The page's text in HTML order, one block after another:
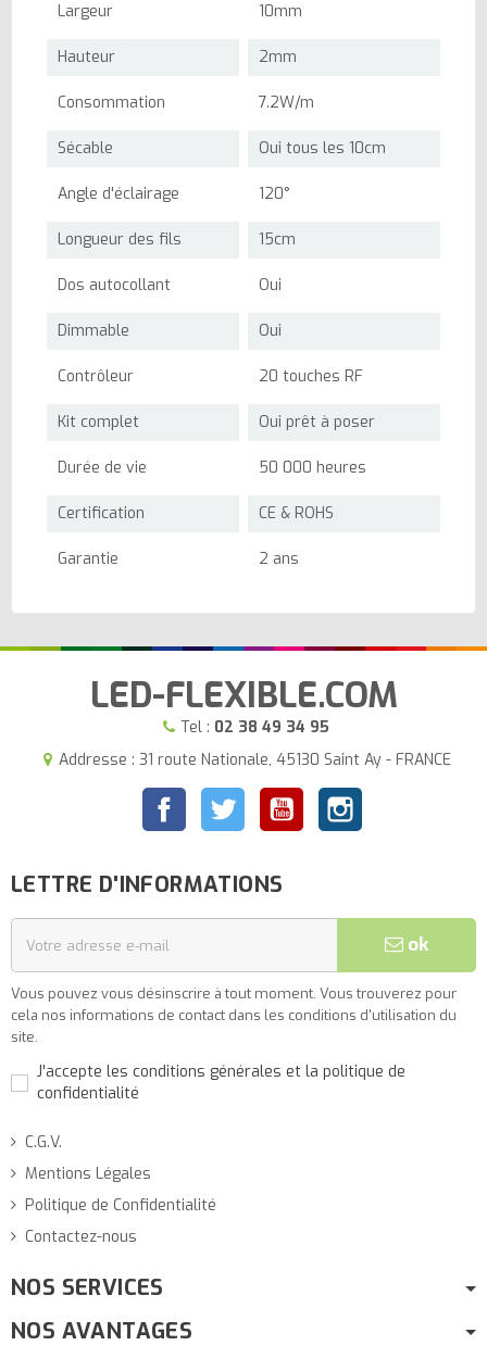
Largeur 10mm
Hauteur 2mm
Consommation 7.2W/m
Sécable Oui tous les 10cm
Angle d'éclairage 120°
Longueur des fils 15cm
Dos autocollant Oui
Dimmable Oui
Contrôleur 20 touches RF
Kit complet Oui prêt à poser
Durée de vie 50 000 heures
Certification CE & ROHS
Garantie 2 ans
LED-FLEXIBLE.COM
Tel : 02 38 49 34 95
Addresse : 31 route Nationale, 45130 Saint Ay - FRANCE
FacebookTwitter YouTubeInstagram
LETTRE D'INFORMATIONS
ok
Vous pouvez vous désinscrire à tout moment. Vous trouverez pour
cela nos informations de contact dans les conditions d'utilisation du
site.
J'accepte les conditions générales et la politique de
confidentialité
C.G.V.
Mentions Légales
Politique de Confidentialité
Contactez-nous
NOS SERVICES
NOS AVANTAGES